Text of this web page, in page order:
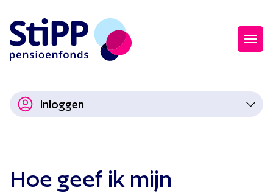
Inloggen
Hoe geef ik mijn